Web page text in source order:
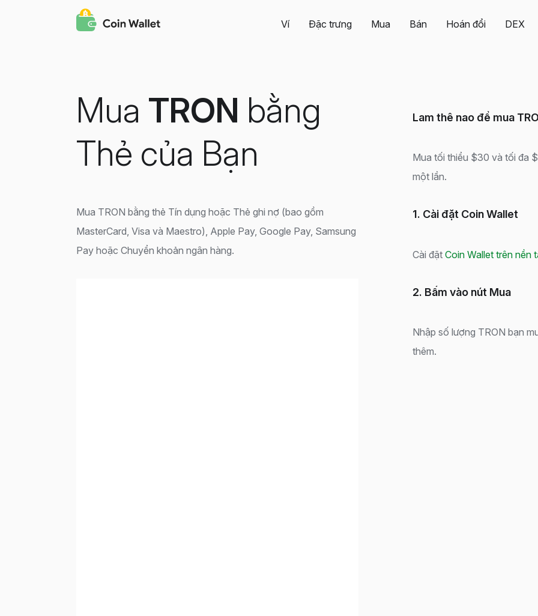
Ví Đặc trưng Mua Bán Hoán đổi DEX
Mua TRON bằng
Thẻ của Bạn
Mua TRON bằng thẻ Tín dụng hoặc Thẻ ghi nợ (bao gồm
MasterCard, Visa và Maestro), Apple Pay, Google Pay, Samsung
Pay hoặc Chuyển khoản ngân hàng.
Lam thê nao để mua
Mua tối thiểu $30 và tối đa
một lần.
1. Cài đặt Coin Wallet
Cài đặt Coin Wallet trên nền
2. Bấm vào nút Mua
Nhập số lượng TRON bạn
thêm.